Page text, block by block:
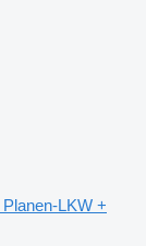
LKW +